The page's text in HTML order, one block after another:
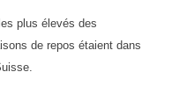
plus élevés des
de repos étaient dans